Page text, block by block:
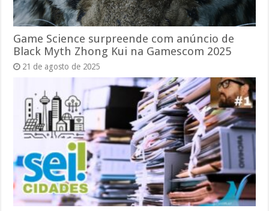
Game Science surpreende com anúncio de
Black Myth Zhong Kui na Gamescom 2025
21 de agosto de 2025